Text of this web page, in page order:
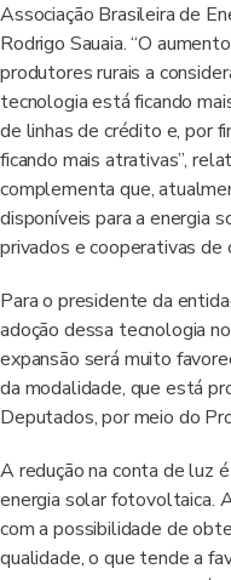
Associação Brasileira de
Rodrigo Sauaia. “O
produtores rurais a
tecnologia está ficando
de linhas de crédito e, por
ficando mais atrativas”,
complementa que,
disponíveis para a energia
privados e cooperativas de
Para o presidente da
adoção dessa tecnologia
expansão será muito
da modalidade, que está
Deputados, por meio do
A redução na conta de luz
energia solar fotovoltaica.
com a possibilidade de
qualidade, o que tende a